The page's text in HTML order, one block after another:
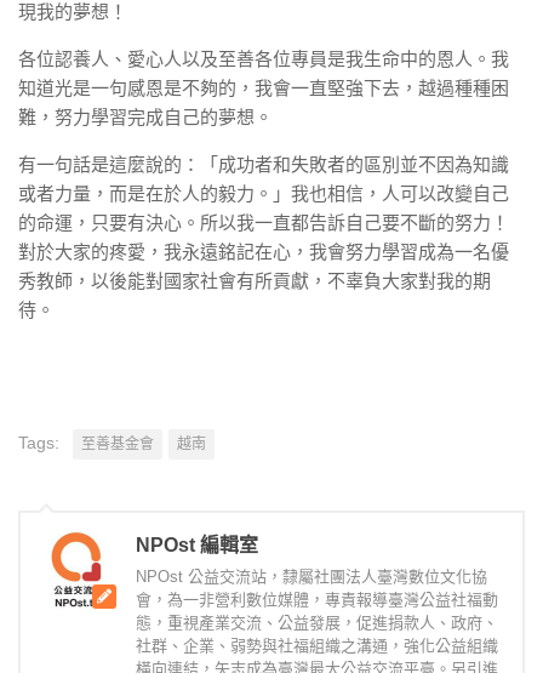
現我的夢想！
各位認養人、愛心人以及至善各位專員是我生命中的恩人。我
知道光是一句感恩是不夠的，我會一直堅強下去，越過種種困
難，努力學習完成自己的夢想。
有一句話是這麼說的：「成功者和失敗者的區別並不因為知識
或者力量，而是在於人的毅力。」我也相信，人可以改變自己
的命運，只要有決心。所以我一直都告訴自己要不斷的努力！
對於大家的疼愛，我永遠銘記在心，我會努力學習成為一名優
秀教師，以後能對國家社會有所貢獻，不辜負大家對我的期
待。
Tags: 至善基金會 越南
NPOst 編輯室
NPOst 公益交流站，隸屬社團法人臺灣數位文化協
會，為一非營利數位媒體，專責報導臺灣公益社福動
態，重視產業交流、公益發展，促進捐款人、政府、
社群、企業、弱勢與社福組織之溝通，強化公益組織
橫向連結，矢志成為臺灣最大公益交流平臺。另引進